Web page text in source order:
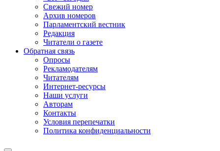
Свежий номер
Архив номеров
Парламентский вестник
Редакция
Читатели о газете
Обратная связь
Опросы
Рекламодателям
Читателям
Интернет-ресурсы
Наши услуги
Авторам
Контакты
Условия перепечатки
Политика конфиденциальности